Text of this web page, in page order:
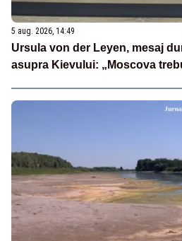
5 aug. 2026, 14:49
Ursula von der Leyen, mesaj
asupra Kievului: „Moscova